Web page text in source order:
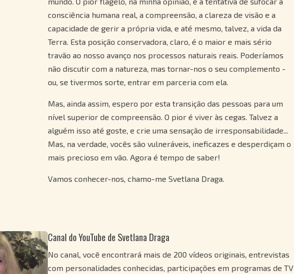
consciência humana real, a compreensão, a clareza de visão e a
capacidade de gerir a própria vida, e até mesmo, talvez, a vida da
Terra. Esta posição conservadora, claro, é o maior e mais sério
travão ao nosso avanço nos processos naturais reais. Poderíamos
não discutir com a natureza, mas tornar-nos o seu complemento -
ou, se tivermos sorte, entrar em parceria com ela.
Mas, ainda assim, espero por esta transição das pessoas para um
nível superior de compreensão. O pior é viver às cegas. Talvez a
alguém isso até goste, e crie uma sensação de irresponsabilidade...
Mas, na verdade, vocês são vulneráveis, ineficazes e desperdiçam o
mais precioso em vão. Agora é tempo de saber!
Vamos conhecer-nos, chamo-me Svetlana Draga.
Canal do YouTube de Svetlana Draga
No canal, você encontrará mais de 200 vídeos originais, entrevistas
com personalidades conhecidas, participações em programas de TV